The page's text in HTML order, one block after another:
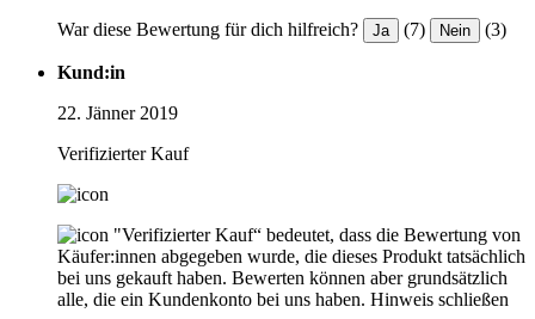
War diese Bewertung für dich hilfreich? Ja (7) Nein (3)
Kund:in
22. Jänner 2019
Verifizierter Kauf
"Verifizierter Kauf“ bedeutet, dass die Bewertung von
Käufer:innen abgegeben wurde, die dieses Produkt tatsächlich
bei uns gekauft haben. Bewerten können aber grundsätzlich
alle, die ein Kundenkonto bei uns haben. Hinweis schließen